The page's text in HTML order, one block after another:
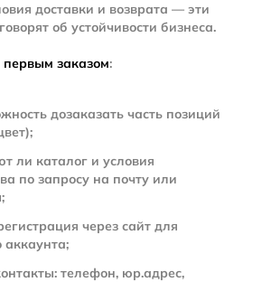
доставки и возврата — эти
об устойчивости бизнеса.
заказом:
дозаказать часть позиций
ли каталог и условия
по запросу на почту или
через сайт для
аккаунта;
телефон, юр.адрес,